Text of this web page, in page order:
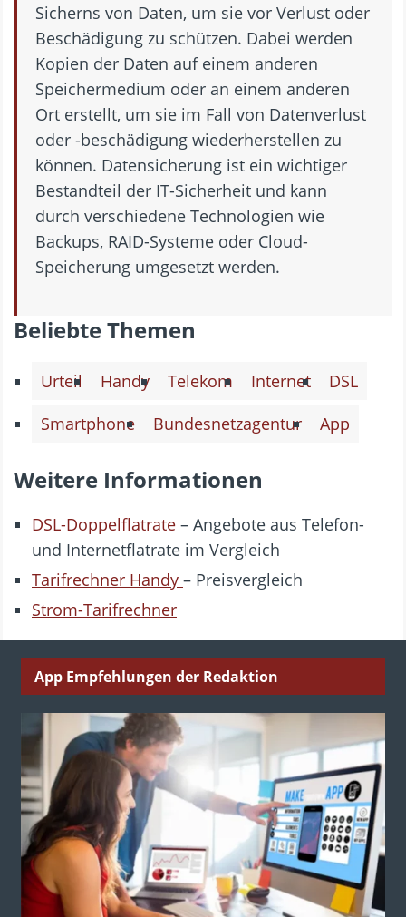
Sicherns von Daten, um sie vor Verlust oder
Beschädigung zu schützen. Dabei werden
Kopien der Daten auf einem anderen
Speichermedium oder an einem anderen
Ort erstellt, um sie im Fall von Datenverlust
oder -beschädigung wiederherstellen zu
können. Datensicherung ist ein wichtiger
Bestandteil der IT-Sicherheit und kann
durch verschiedene Technologien wie
Backups, RAID-Systeme oder Cloud-
Speicherung umgesetzt werden.
Beliebte Themen
Urteil Handy Telekom Internet
DSL
Smartphone
Bundesnetzagentur App
Weitere Informationen
DSL-Doppelflatrate – Angebote aus Telefon-
und Internetflatrate im Vergleich
Tarifrechner Handy – Preisvergleich
Strom-Tarifrechner
App Empfehlungen der Redaktion